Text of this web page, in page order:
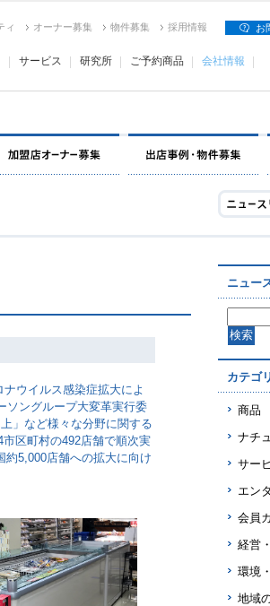
ィ オーナー募集 物件募集 採用情報 お
サービス 研究所 ご予約商品 会社情報
ウイルス感染症拡大によ
ソングループ大変革実行委
」など様々な分野に関する
区町村の492店舗で順次実
5,000店舗への拡大に向け
ニュー
カテゴ
商品
ナチ
サー
エン
会員
経営
環境
地域